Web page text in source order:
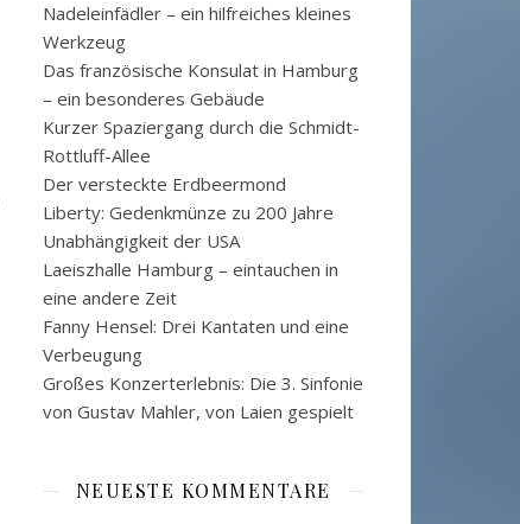
Nadeleinfädler – ein hilfreiches kleines
Werkzeug
Das französische Konsulat in Hamburg
– ein besonderes Gebäude
Kurzer Spaziergang durch die Schmidt-
Rottluff-Allee
Der versteckte Erdbeermond
Liberty: Gedenkmünze zu 200 Jahre
Unabhängigkeit der USA
Laeiszhalle Hamburg – eintauchen in
eine andere Zeit
Fanny Hensel: Drei Kantaten und eine
Verbeugung
Großes Konzerterlebnis: Die 3. Sinfonie
von Gustav Mahler, von Laien gespielt
NEUESTE KOMMENTARE